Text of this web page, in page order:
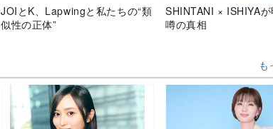
JOIとK、Lapwingと私たちの“類
似性の正体”
SHINTANI × ISHIYA
噂の真相
も